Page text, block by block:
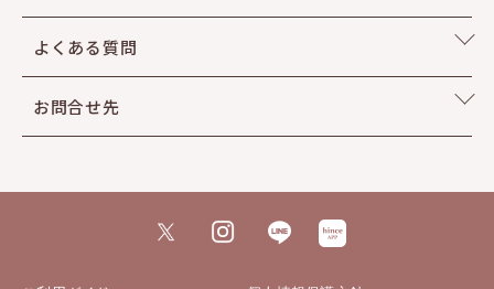
よくある質問
お問合せ先